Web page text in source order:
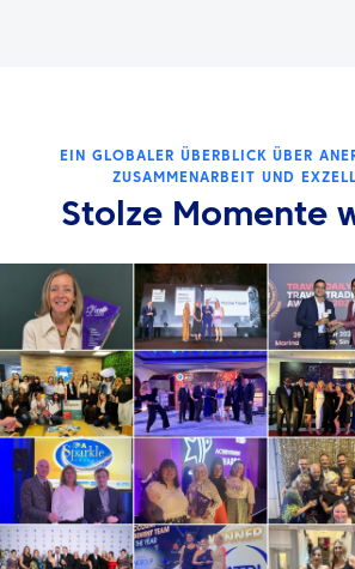
EIN GLOBALER ÜBERBLICK ÜBER
ZUSAMMENARBEIT UND
Stolze Momente